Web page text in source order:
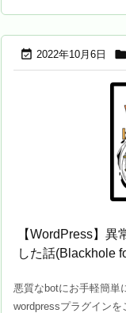
 2022年10月6日 
【WordPress】
した話(Blackhole
悪質なbotにお手軽簡単
wordpressプラグインを